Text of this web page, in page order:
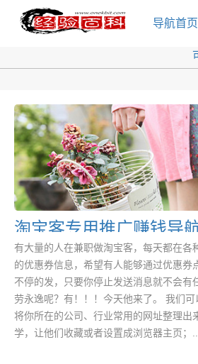
导航首页
淘宝客专用推广赚钱导
有大量的人在兼职做淘宝客，每天都在
的优惠券信息，希望有人能够通过优惠
不停的发，只要你停止发送消息就不会
劳永逸呢？有！！！今天他来了。 我们
将你所在的公司、行业常用的网址整理
学，让他们收藏或者设置成浏览器主页；...